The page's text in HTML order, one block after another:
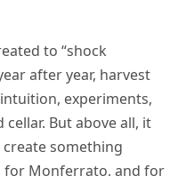
to “shock
after year, harvest
experiments,
But above all, it
something
Monferrato, and for